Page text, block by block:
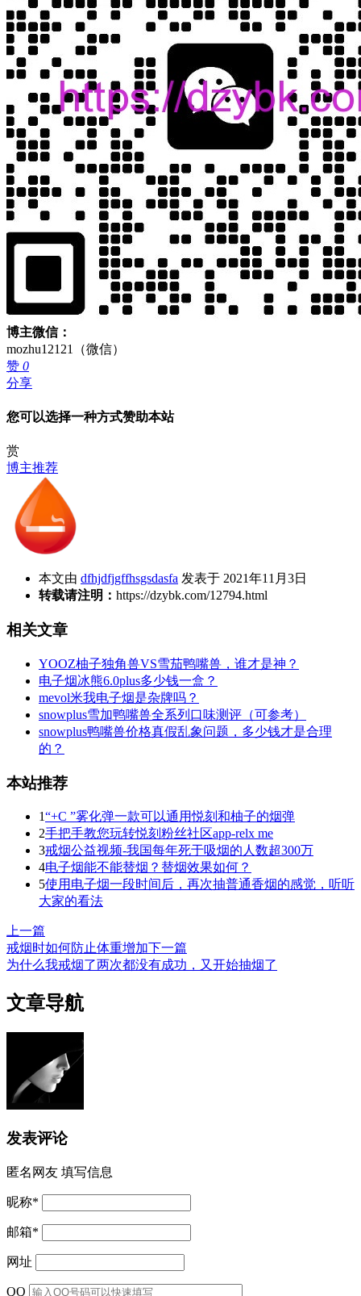
博主微信：
mozhu12121（微信）
赞 0
分享
您可以选择一种方式赞助本站
赏
博主推荐
本文由 dfhjdfjgffhsgsdasfa 发表于 2021年11月3日
转载请注明： https://dzybk.com/12794.html
相关文章
YOOZ柚子独角兽VS雪茄鸭嘴兽，谁才是神？
电子烟冰熊6.0plus多少钱一盒？
mevol米我电子烟是杂牌吗？
snowplus雪加鸭嘴兽全系列口味测评（可参考）
snowplus鸭嘴兽价格真假乱象问题，多少钱才是合理
的？
本站推荐
1“+C ”雾化弹一款可以通用悦刻和柚子的烟弹
2手把手教您玩转悦刻粉丝社区app-relx me
3戒烟公益视频-我国每年死于吸烟的人数超300万
4电子烟能不能替烟？替烟效果如何？
5使用电子烟一段时间后，再次抽普通香烟的感觉，听听
大家的看法
上一篇
戒烟时如何防止体重增加下一篇
为什么我戒烟了两次都没有成功，又开始抽烟了
文章导航
发表评论
匿名网友 填写信息
昵称*
邮箱*
网址
QQ